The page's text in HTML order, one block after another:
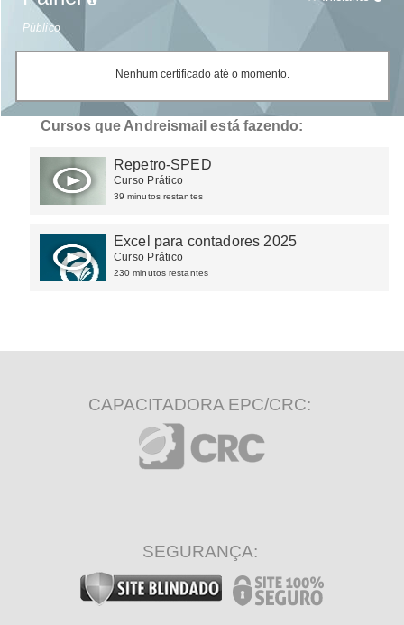
Público
Nenhum certificado até o momento.
Cursos que Andreismail está fazendo:
Repetro-SPED
Curso Prático
39 minutos restantes
Excel para contadores 2025
Curso Prático
230 minutos restantes
CAPACITADORA EPC/CRC:
SEGURANÇA: